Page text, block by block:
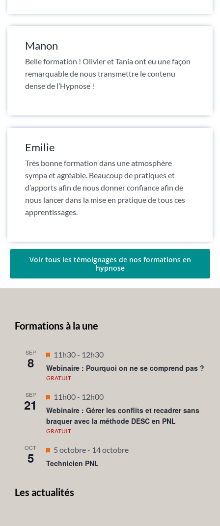
Manon
Belle formation ! Olivier et Tania ont eu une façon
remarquable de nous transmettre le contenu
dense de l’Hypnose !
Emilie
Très bonne formation dans une atmosphère
sympa et agréable. Beaucoup de pratiques et
d’apports afin de nous donner confiance afin de
nous lancer dans la mise en pratique de tous ces
apprentissages.
Voir tous les témoignages de nos formations en
hypnose
Formations à la une
SEP
8
Mis
en
avant
11h30- 12h30
Webinaire : Pourquoi on ne se comprend pas ?
GRATUIT
SEP
21
Mis
en
avant
11h00- 12h00
Webinaire : Gérer les conflits et recadrer sans
braquer avec la méthode DESC en PNL
GRATUIT
OCT
5
Mis
en
5 octobre- 14 octobre
Technicien PNL
Les actualités